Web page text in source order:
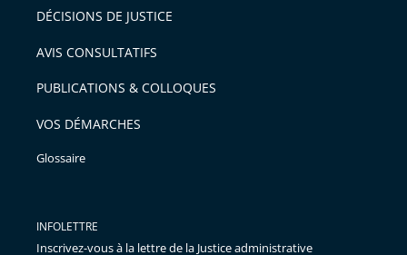
DÉCISIONS DE JUSTICE
AVIS CONSULTATIFS
PUBLICATIONS & COLLOQUES
VOS DÉMARCHES
Glossaire
INFOLETTRE
Inscrivez-vous à la lettre de la Justice administrative